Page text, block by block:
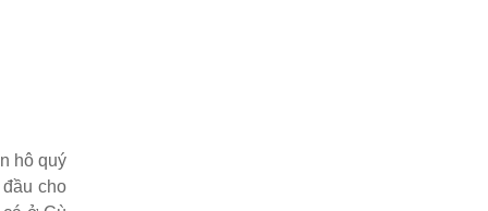
hô quý
cho